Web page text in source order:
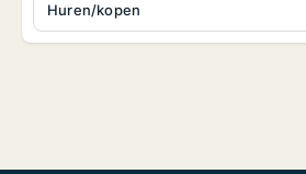
Huren/kopen